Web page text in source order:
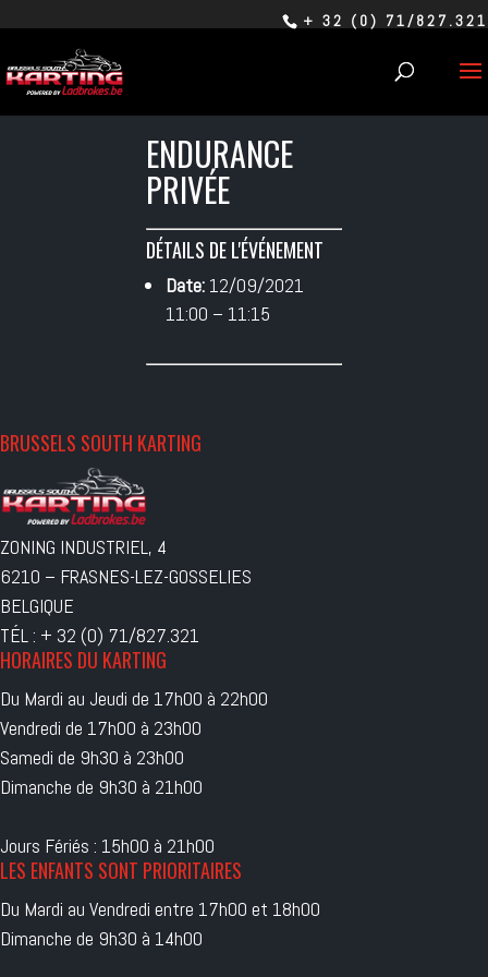
+ 32 (0) 71/827.321
ENDURANCE
PRIVÉE
DÉTAILS DE L'ÉVÉNEMENT
Date: 12/09/2021
11:00 – 11:15
BRUSSELS SOUTH KARTING
ZONING INDUSTRIEL, 4
6210 – FRASNES-LEZ-GOSSELIES
BELGIQUE
TÉL : + 32 (0) 71/827.321
HORAIRES DU KARTING
Du Mardi au Jeudi de 17h00 à 22h00
Vendredi de 17h00 à 23h00
Samedi de 9h30 à 23h00
Dimanche de 9h30 à 21h00
Jours Fériés : 15h00 à 21h00
LES ENFANTS SONT PRIORITAIRES
Du Mardi au Vendredi entre 17h00 et 18h00
Dimanche de 9h30 à 14h00